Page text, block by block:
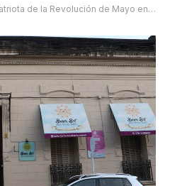
de la Revolución de Mayo en Corrientes